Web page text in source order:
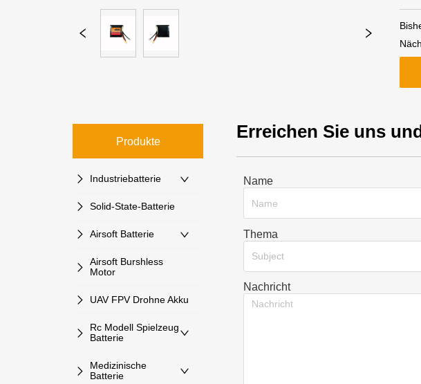
Produkte
Industriebatterie
Solid-State-Batterie
Airsoft Batterie
Airsoft Burshless
Motor
UAV FPV Drohne Akku
Rc Modell Spielzeug
Batterie
Medizinische
Batterie
Erreichen Sie uns
Name
Thema
Subject
Nachricht